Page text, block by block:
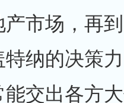
市场，再
特纳的决策
交出各方